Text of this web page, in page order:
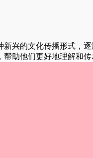
兴的文化传播形式，
助他们更好地理解和传